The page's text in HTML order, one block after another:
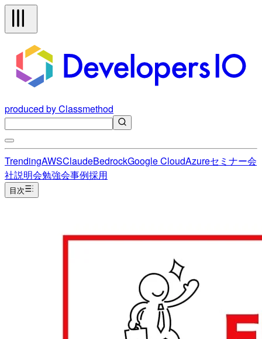
produced by Classmethod
TrendingAWSClaudeBedrockGoogle CloudAzureセミナー会
社説明会勉強会事例採用
目次